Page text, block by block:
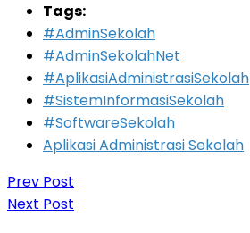
Tags:
#AdminSekolah
#AdminSekolahNet
#AplikasiAdministrasiSekolah
#SistemInformasiSekolah
#SoftwareSekolah
Aplikasi Administrasi Sekolah
Prev Post
Next Post